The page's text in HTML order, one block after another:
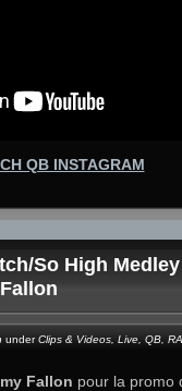
QB INSTAGRAM
So High
underClips & Videos Live QB
Fallon pour la promo